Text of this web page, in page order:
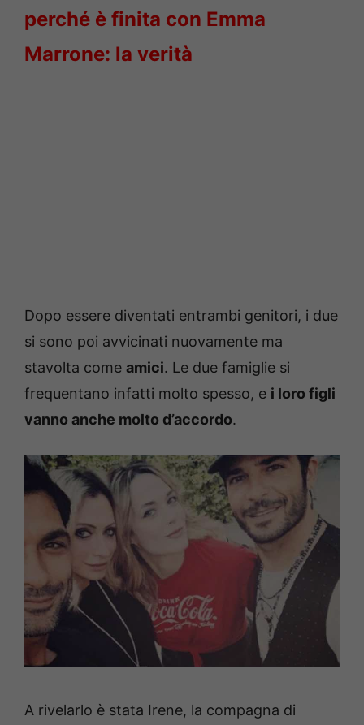
perché è finita con Emma
Marrone: la verità
Dopo essere diventati entrambi genitori, i due
si sono poi avvicinati nuovamente ma
stavolta come amici. Le due famiglie si
frequentano infatti molto spesso, e i loro figli
vanno anche molto d’accordo.
A rivelarlo è stata Irene, la compagna di